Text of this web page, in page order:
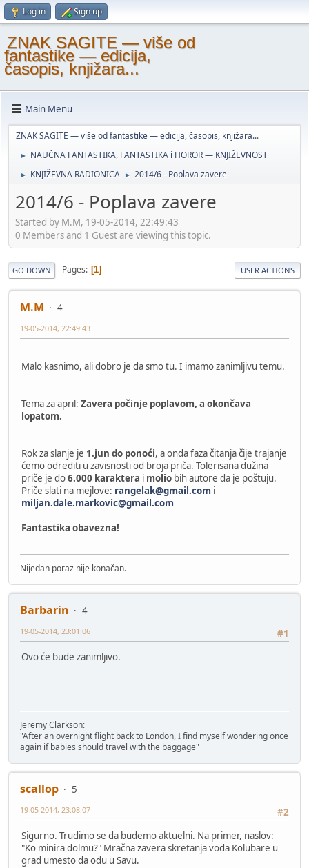
Log in Sign up
ZNAK SAGITE — više od
fantastike — edicija,
časopis, knjižara...
Main Menu
ZNAK SAGITE — više od fantastike — edicija, časopis, knjižara...
► NAUČNA FANTASTIKA, FANTASTIKA i HOROR — KNJIŽEVNOST
► KNJIŽEVNA RADIONICA ► 2014/6 - Poplava zavere
2014/6 - Poplava zavere
Started by M.M, 19-05-2014, 22:49:43
0 Members and 1 Guest are viewing this topic.
GO DOWN Pages 1 USER ACTIONS
M.M 4
19-05-2014, 22:49:43
Malo kasnimo, ali dobro je da smo tu. I imamo zanimljivu temu.
Tema za april: Zavera počinje poplavom, a okončava
lopatom.
Rok za slanje je 1.jun do ponoći, a onda faza čitanja čije trajanje
ćemo odrediti u zavisnosti od broja priča. Tolerisana dužina
priče je do6.000 karaktera i molio bih autore da je poštuju.
Priče slati na mejlove: rangelak@gmail.com i
miljan.dale.markovic@gmail.com
Fantastika obavezna!
Nijedan poraz nije konačan.
Barbarin
4
#1
19-05-2014, 23:01:06
Ovo će bude zanimljivo.
Jeremy Clarkson:
"After an overnight flight back to London, I find myself wondering once
again if babies should travel with the baggage"
scallop
5
#2
19-05-2014, 23:08:07
Sigurno. Trudimo se da budemo aktuelni. Na primer, naslov:
"Ko minira dolmu?" Mračna zavera skretanja voda Kolubare u
grad umesto da odu u Savu.